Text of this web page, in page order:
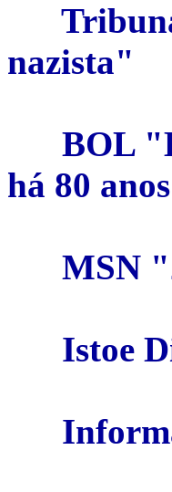
nazista"
BOL
há 80
MSN
Istoe